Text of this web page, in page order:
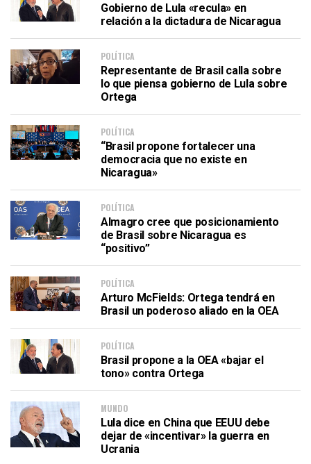
Gobierno de Lula «recula» en
relación a la dictadura de Nicaragua
POLÍTICA
Representante de Brasil calla sobre
lo que piensa gobierno de Lula sobre
Ortega
POLÍTICA
“Brasil propone fortalecer una
democracia que no existe en
Nicaragua»
POLÍTICA
Almagro cree que posicionamiento
de Brasil sobre Nicaragua es
“positivo”
POLÍTICA
Arturo McFields: Ortega tendrá en
Brasil un poderoso aliado en la OEA
POLÍTICA
Brasil propone a la OEA «bajar el
tono» contra Ortega
MUNDO
Lula dice en China que EEUU debe
dejar de «incentivar» la guerra en
Ucrania